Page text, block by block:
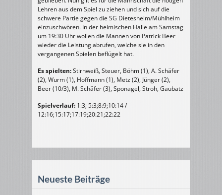
Lehren aus dem Spiel zu ziehen und sich auf die
schwere Partie gegen die SG Dietesheim/Mühlheim
einzuschwören. In der heimischen Halle am Samstag
um 19:30 Uhr wollen die Mannen von Patrick Beer
wieder die Leistung abrufen, welche sie in den
vergangenen Spielen beflügelt hat.
Es spielten:Stirnweiß, Steuer, Böhm (1), A. Schäfer
(2), Wurm (1), Hoffmann (1), Metz (2), Jünger (2),
Beer (10/3), M. Schäfer (3), Sponagel, Stroh, Gaubatz
Spielverlauf: 1:3; 5:3;8:9;10:14 /
12:16;15:17;17:19;20:21;22:22
Neueste Beiträge